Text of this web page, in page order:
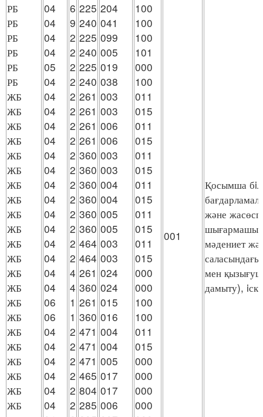
РБ
РБ
РБ
РБ
РБ
РБ
ЖБ
ЖБ
ЖБ
ЖБ
ЖБ
ЖБ
ЖБ
ЖБ
ЖБ
ЖБ
ЖБ
ЖБ
ЖБ
ЖБ
ЖБ
ЖБ
ЖБ
ЖБ
ЖБ
ЖБ
ЖБ
ЖБ
04
04
04
04
05
04
04
04
04
04
04
04
04
04
04
04
04
04
04
04
06
06
04
04
04
04
04
04
6
9
2
2
2
2
2
2
2
2
2
2
2
2
2
2
2
2
4
4
1
1
2
2
2
2
2
2
225
240
225
240
225
240
261
261
261
261
360
360
360
360
360
360
464
464
261
360
261
360
471
471
471
465
804
285
204
041
099
005
019
038
003
003
006
006
003
003
004
004
005
005
003
003
024
024
015
016
004
004
005
017
017
006
100
100
100
101
000
100
011
015
011
015
011
015
011
015
011
015
011
015
000
000
100
100
011
015
000
000
000
000
001
Қосымша
және
мәдениет
мен
дамыту),